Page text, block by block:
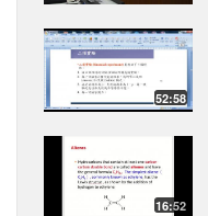
52:58
16:52